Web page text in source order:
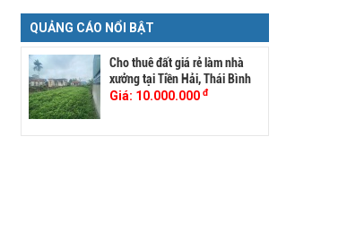
QUẢNG CÁO NỔI BẬT
Cho thuê đất giá rẻ làm nhà
xưởng tại Tiền Hải, Thái Bình
Giá: 10.000.000 đ